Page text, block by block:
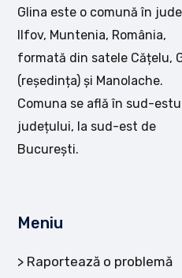
Glina este o comună în
Ilfov, Muntenia, România,
formată din satele Cățelu,
(reședința) și Manolache.
Comuna se află în sud-
județului, la sud-est de
București.
Meniu
Raportează o problemă